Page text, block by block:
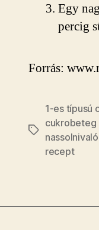
Egy
percig
Forrás:
Címkék
1-es típusú
cukrobeteg
nassolnivaló
recept